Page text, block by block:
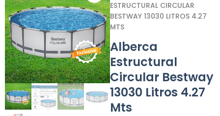
ESTRUCTURAL CIRCULAR
BESTWAY 13030 LITROS 4.27
MTS
Alberca
Estructural
Circular Bestway
13030 Litros 4.27
Mts